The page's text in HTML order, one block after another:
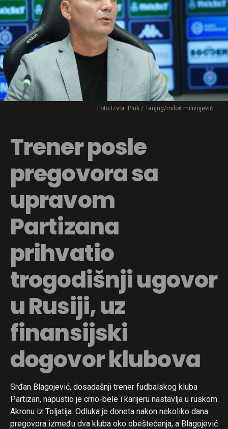
Foto Izvor: Pink / Tanjug/miloš milivojević
Trener posle
pregovora sa
upravom
Partizana
prihvatio
trogodišnji ugovor
u Rusiji, uz
finansijski
dogovor klubova
Srđan Blagojević, dosadašnji trener fudbalskog kluba
Partizan, napustio je crno-bele i karijeru nastavlja u ruskom
Akronu iz Toljatija. Odluka je doneta nakon nekoliko dana
pregovora između dva kluba oko obeštećenja, a Blagojević